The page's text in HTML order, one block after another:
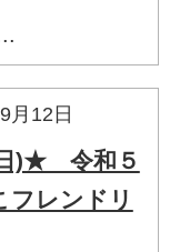
月12日
)★ 令和５
レンドリ